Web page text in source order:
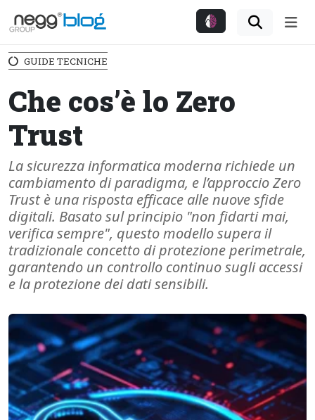
GUIDE TECNICHE
Che cos’è lo Zero
Trust
La sicurezza informatica moderna richiede un
cambiamento di paradigma, e l’approccio Zero
Trust è una risposta efficace alle nuove sfide
digitali. Basato sul principio "non fidarti mai,
verifica sempre", questo modello supera il
tradizionale concetto di protezione perimetrale,
garantendo un controllo continuo sugli accessi
e la protezione dei dati sensibili.